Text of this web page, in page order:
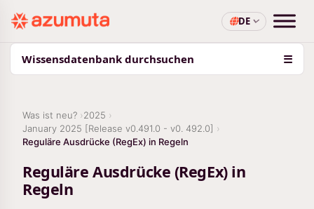
DE
Wissensdatenbank durchsuchen ☰
Was ist neu?
2025
January 2025 [Release v0.491.0 - v0. 492.0]
Reguläre Ausdrücke (RegEx) in Regeln
Reguläre Ausdrücke (RegEx) in
Regeln